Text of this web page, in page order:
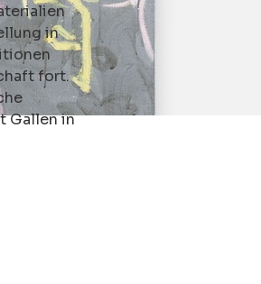
in
fort.
Gallen in